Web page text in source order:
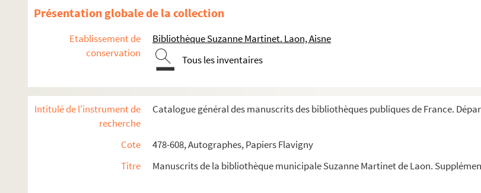
Présentation globale de la collection
Etablissement de
conservation
Bibliothèque Suzanne Martinet. Laon, Aisne
Tous les inventaires
Intitulé de l'instrument de
recherche
Catalogue général des manuscrits des bibliothèques publiques de France.
Cote
478-608, Autographes, Papiers Flavigny
Titre
Manuscrits de la bibliothèque municipale Suzanne Martinet de Laon.
26-CA-36. Sainte-Aldegonde, née de Villequier-Aumont (Alexandrine de)
26-CA-38. Salm (Constance-Marie de Theis, princesse de), femme de lettres
26-CA-39. Schérer (Barthélemy-Louis-Joseph), général et ministre de la guerre
26-CA-41. Sérurier (Philibert-Mathieu), consul général à Lisbonne
26-CA-42. Sérurier (le colonel)
26-CA-44. Suzy (le vicomte de), lieutenant général
26-CA-45. Théis (Alexandre de), auteur du "voyage de Polyclète"